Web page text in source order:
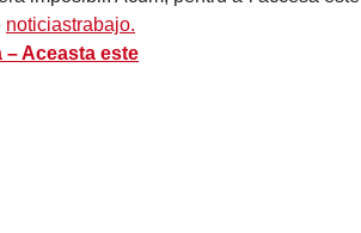
noticiastrabajo.
Aceasta este